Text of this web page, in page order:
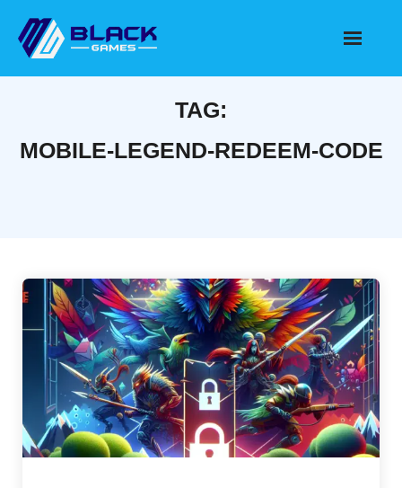
content
TAG:
MOBILE-LEGEND-REDEEM-CODE